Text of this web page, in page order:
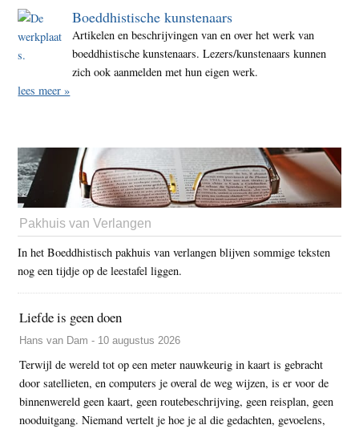
Boeddhistische kunstenaars
Artikelen en beschrijvingen van en over het werk van
boeddhistische kunstenaars. Lezers/kunstenaars kunnen
zich ook aanmelden met hun eigen werk.
lees meer »
Pakhuis van Verlangen
In het Boeddhistisch pakhuis van verlangen blijven sommige teksten
nog een tijdje op de leestafel liggen.
Liefde is geen doen
Hans van Dam - 10 augustus 2026
Terwijl de wereld tot op een meter nauwkeurig in kaart is gebracht
door satellieten, en computers je overal de weg wijzen, is er voor de
binnenwereld geen kaart, geen routebeschrijving, geen reisplan, geen
nooduitgang. Niemand vertelt je hoe je al die gedachten, gevoelens,